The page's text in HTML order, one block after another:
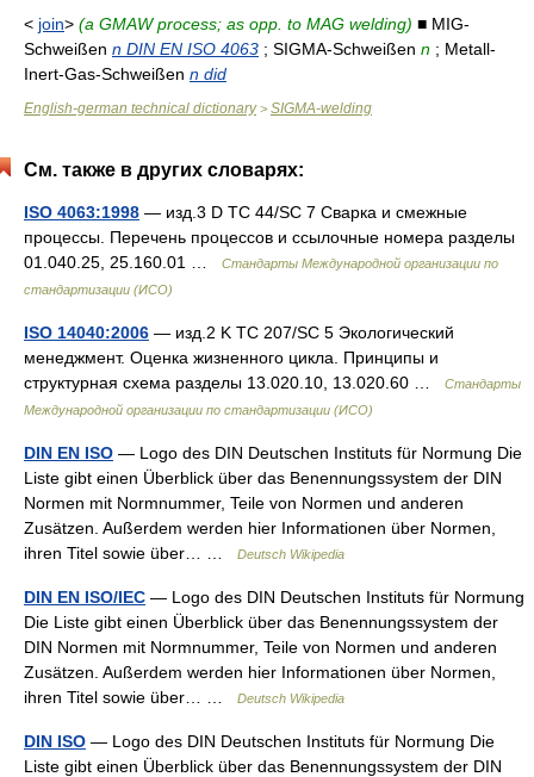
< join> (a GMAW process; as opp. to MAG welding) ■ MIG-
Schweißen n DIN EN ISO 4063 ; SIGMA-Schweißen n ; Metall-
Inert-Gas-Schweißen n did
English-german technical dictionary> SIGMA-welding
См. также в других словарях:
ISO 4063:1998 — изд.3 D TC 44/SC 7 Сварка и смежные
процессы. Перечень процессов и ссылочные номера разделы
01.040.25, 25.160.01 …
Стандарты Международной организации по
стандартизации (ИСО)
ISO 14040:2006 — изд.2 K TC 207/SC 5 Экологический
менеджмент. Оценка жизненного цикла. Принципы и
структурная схема разделы 13.020.10, 13.020.60 …
Стандарты
Международной организации по стандартизации (ИСО)
DIN EN ISO — Logo des DIN Deutschen Instituts für Normung Die
Liste gibt einen Überblick über das Benennungssystem der DIN
Normen mit Normnummer, Teile von Normen und anderen
Zusätzen. Außerdem werden hier Informationen über Normen,
ihren Titel sowie über… …
Deutsch Wikipedia
DIN EN ISO/IEC — Logo des DIN Deutschen Instituts für Normung
Die Liste gibt einen Überblick über das Benennungssystem der
DIN Normen mit Normnummer, Teile von Normen und anderen
Zusätzen. Außerdem werden hier Informationen über Normen,
ihren Titel sowie über… …
Deutsch Wikipedia
DIN ISO — Logo des DIN Deutschen Instituts für Normung Die
Liste gibt einen Überblick über das Benennungssystem der DIN